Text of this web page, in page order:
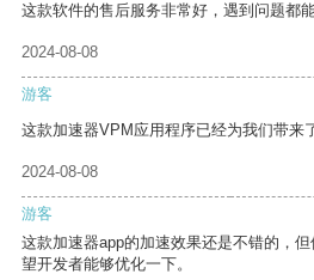
这款软件的售后服务非常好，遇到问题都
2024-08-08
游客
这款加速器VPM应用程序已经为我们带来
2024-08-08
游客
这款加速器app的加速效果还是不错的，
望开发者能够优化一下。